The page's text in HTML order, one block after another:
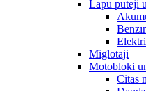
Lapu pūtēji
Miglotāji
Motobloki
Citas